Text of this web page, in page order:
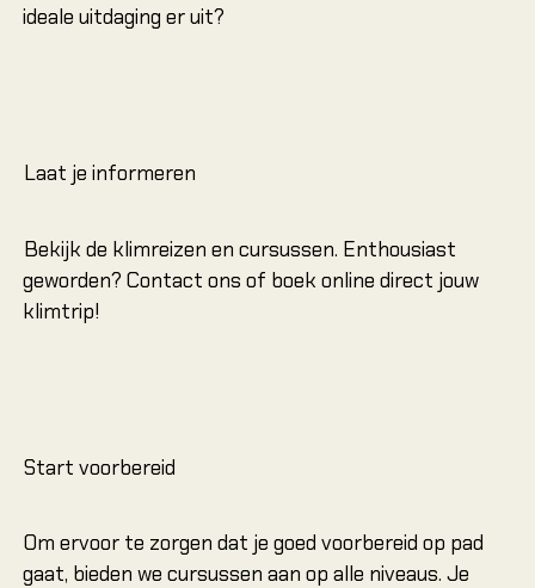
ideale uitdaging er uit?
Laat je informeren
Bekijk de klimreizen en cursussen. Enthousiast
geworden? Contact ons of boek online direct jouw
klimtrip!
Start voorbereid
Om ervoor te zorgen dat je goed voorbereid op pad
gaat, bieden we cursussen aan op alle niveaus. Je